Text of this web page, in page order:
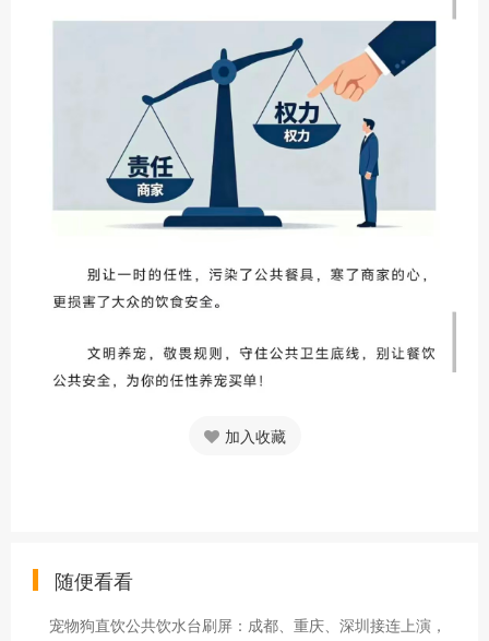
加入收藏
随便看看
宠物狗直饮公共饮水台刷屏：成都、重庆、深圳接连上演，